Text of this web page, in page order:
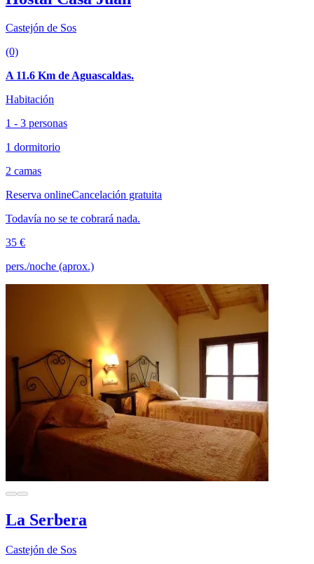
Castejón de Sos
(0)
A 11.6 Km de Aguascaldas.
Habitación
1 - 3 personas
1 dormitorio
2 camas
Reserva onlineCancelación gratuita
Todavía no se te cobrará nada.
35 €
pers./noche (aprox.)
La Serbera
Castejón de Sos